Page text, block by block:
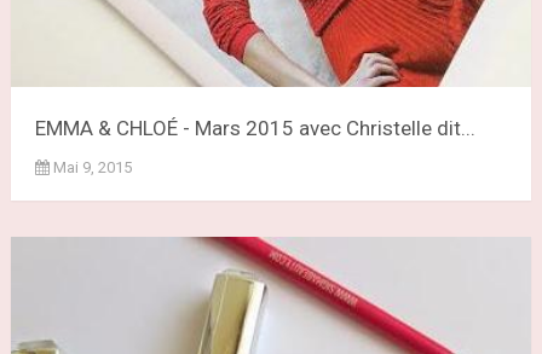
EMMA & CHLOÉ - Mars 2015 avec Christelle dit...
Mai 9, 2015